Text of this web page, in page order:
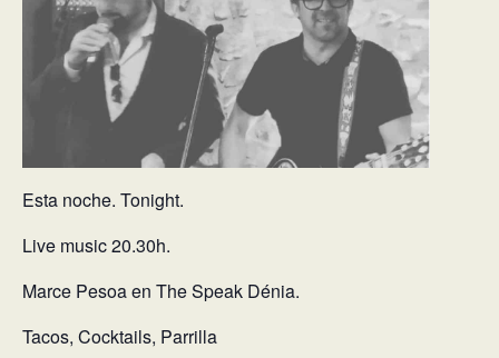
Esta noche. Tonight.
Live music 20.30h.
Marce Pesoa en The Speak Dénia.
Tacos, Cocktails, Parrilla